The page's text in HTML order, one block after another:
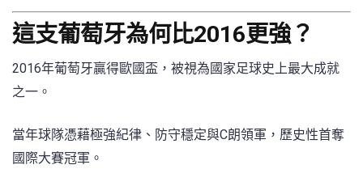
這支葡萄牙為何比2016更強？
2016年葡萄牙贏得歐國盃，被視為國家足球史上最大成就
之一。
當年球隊憑藉極強紀律、防守穩定與C朗領軍，歷史性首奪
國際大賽冠軍。